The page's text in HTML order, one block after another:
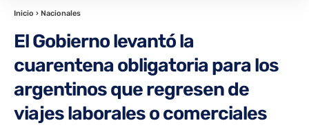
Inicio › Nacionales
El Gobierno levantó la
cuarentena obligatoria para los
argentinos que regresen de
viajes laborales o comerciales